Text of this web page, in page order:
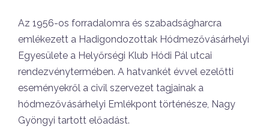
Az 1956-os forradalomra és szabadságharcra
emlékezett a Hadigondozottak Hódmezővásárhelyi
Egyesülete a Helyőrségi Klub Hódi Pál utcai
rendezvénytermében. A hatvankét évvel ezelőtti
eseményekről a civil szervezet tagjainak a
hódmezővásárhelyi Emlékpont történésze, Nagy
Gyöngyi tartott előadást.